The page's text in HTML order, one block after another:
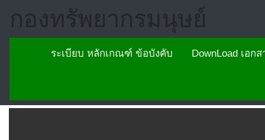
กองทรัพยากรมนุษย์
DownLoad เอก
ระเบียบ หลักเกณฑ์ ข้อบังคับ
หน้าหลัก kukm